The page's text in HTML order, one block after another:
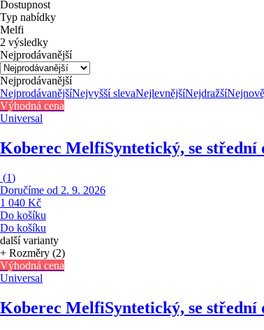
Dostupnost
Typ nabídky
Melfi
2 výsledky
Nejprodávanější
Nejprodávanější
NejprodávanějšíNejvyšší slevaNejlevnějšíNejdražší
Výhodná cena
Universal
Koberec MelfiSyntetický, se střední
(1)
Doručíme od 2. 9. 2026
1 040 Kč
Do košíku
Do košíku
další varianty
+ Rozměry (2)
Výhodná cena
Universal
Koberec MelfiSyntetický, se střední